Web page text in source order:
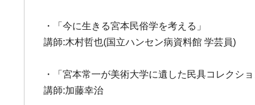
・「今に生きる宮本民俗学を考える」
講師:木村哲也(国立ハンセン病資料館 学芸員)
・「宮本常一が美術大学に遺した民具コレクショ
講師:加藤幸治